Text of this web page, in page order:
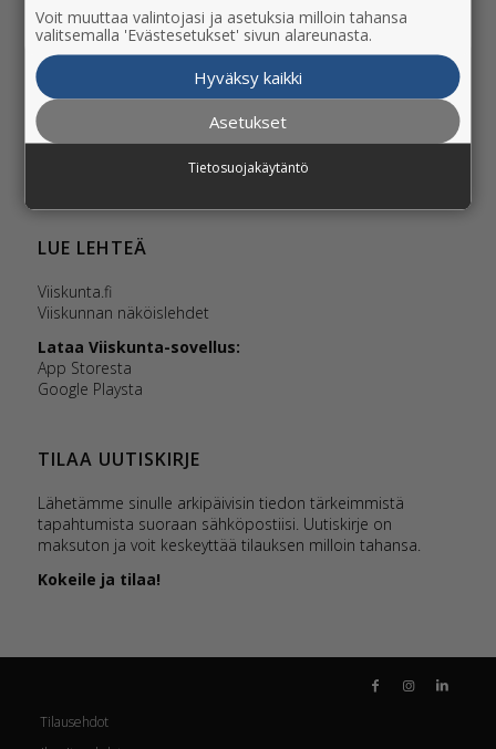
Palaute
Osoitteenmuutos
Jakelunkeskeytys
Lukijailmoitus
Tilaa Viiskunta
Uutisvinkki
LUE LEHTEÄ
Viiskunta.fi
Viiskunnan näköislehdet
Lataa Viiskunta-sovellus:
App Storesta
Google Playsta
TILAA UUTISKIRJE
Lähetämme sinulle arkipäivisin tiedon tärkeimmistä
tapahtumista suoraan sähköpostiisi. Uutiskirje on
maksuton ja voit keskeyttää tilauksen milloin tahansa.
Kokeile ja tilaa!
Tilausehdot
Voit muuttaa valintojasi ja asetuksia milloin tahansa
valitsemalla 'Evästesetukset' sivun alareunasta.
Hyväksy kaikki
Asetukset
Tietosuojakäytäntö